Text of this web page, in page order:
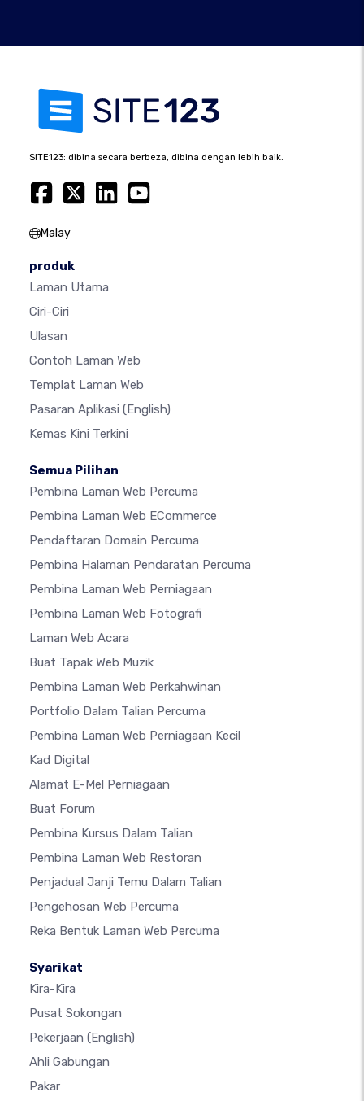
SITE123: dibina secara berbeza, dibina dengan lebih baik.
Malay
produk
Laman Utama
Ciri-Ciri
Ulasan
Contoh Laman Web
Templat Laman Web
Pasaran Aplikasi (English)
Kemas Kini Terkini
Semua Pilihan
Pembina Laman Web Percuma
Pembina Laman Web ECommerce
Pendaftaran Domain Percuma
Pembina Halaman Pendaratan Percuma
Pembina Laman Web Perniagaan
Pembina Laman Web Fotografi
Laman Web Acara
Buat Tapak Web Muzik
Pembina Laman Web Perkahwinan
Portfolio Dalam Talian Percuma
Pembina Laman Web Perniagaan Kecil
Kad Digital
Alamat E-Mel Perniagaan
Buat Forum
Pembina Kursus Dalam Talian
Pembina Laman Web Restoran
Penjadual Janji Temu Dalam Talian
Pengehosan Web Percuma
Reka Bentuk Laman Web Percuma
Syarikat
Kira-Kira
Pusat Sokongan
Pekerjaan (English)
Ahli Gabungan
Pakar